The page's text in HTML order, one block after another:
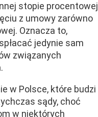
stopie procentowej
z umowy zarówno
Oznacza to,
jedynie sam
związanych
w Polsce, które budzi
sądy, choć
w niektórych